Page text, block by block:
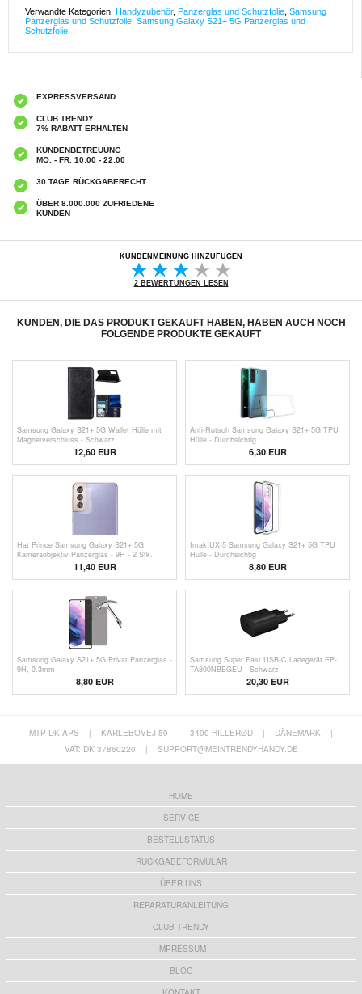
Verwandte Kategorien: Handyzubehör, Panzerglas und Schutzfolie Samsung
Panzerglas und Schutzfolie Samsung Galaxy S21+ 5G Panzerglas und
Schutzfolie
EXPRESSVERSAND
CLUB TRENDY
7% RABATT ERHALTEN
KUNDENBETREUUNG
MO. - FR. 10:00 - 22:00
30 TAGE RÜCKGABERECHT
ÜBER 8.000.000 ZUFRIEDENE
KUNDEN
KUNDENMEINUNG HINZUFÜGEN
2 BEWERTUNGEN LESEN
KUNDEN, DIE DAS PRODUKT GEKAUFT HABEN, HABEN AUCH NOCH
FOLGENDE PRODUKTE GEKAUFT
Samsung Galaxy S21+ 5G Wallet Hülle mit
Magnetverschluss - Schwarz
12,60 EUR
Anti-Rutsch Samsung Galaxy S21+ 5G TPU
Hülle - Durchsichtig
6,30 EUR
Hat Prince Samsung Galaxy S21+ 5G
Kameraobjektiv Panzerglas - 9H - 2 Stk.
11,40 EUR
Imak UX-5 Samsung Galaxy S21+ 5G TPU
Hülle - Durchsichtig
8,80 EUR
Samsung Galaxy S21+ 5G Privat Panzerglas -
9H, 0.3mm
8,80 EUR
Samsung Super Fast USB-C Ladegerät EP-
TA800NBEGEU - Schwarz
20,30 EUR
MTP DK APS | KARLEBOVEJ 59 | 3400 HILLERØD | DÄNEMARK
|
VAT: DK 37860220
| SUPPORT@MEINTRENDYHANDY.DE
HOME
SERVICE
BESTELLSTATUS
RÜCKGABEFORMULAR
ÜBER UNS
REPARATURANLEITUNG
CLUB TRENDY
IMPRESSUM
BLOG